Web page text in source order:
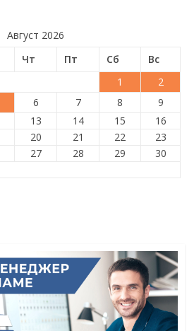
Август 2026
Чт Пт Сб
Вс
1
2
6 7 8
9
13 14 15
16
20 21 22
23
27 28 29
30